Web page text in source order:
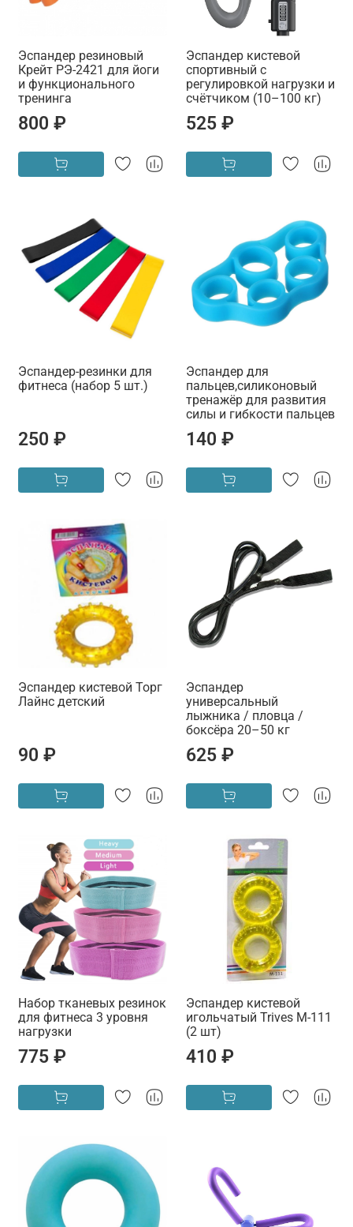
Эспандер резиновый
Крейт РЭ-2421 для йоги
и функционального
тренинга
800 ₽
Эспандер кистевой
спортивный с
регулировкой нагрузки и
счётчиком (10–100 кг)
525 ₽
Эспандер-резинки для
фитнеса (набор 5 шт.)
250 ₽
Эспандер для
пальцев,силиконовый
тренажёр для развития
силы и гибкости пальцев
140 ₽
Эспандер кистевой Торг
Лайнс детский
90 ₽
Эспандер
универсальный
лыжника / пловца /
боксёра 20–50 кг
625 ₽
Набор тканевых резинок
для фитнеса 3 уровня
нагрузки
775 ₽
Эспандер кистевой
игольчатый Trives М-111
(2 шт)
410 ₽